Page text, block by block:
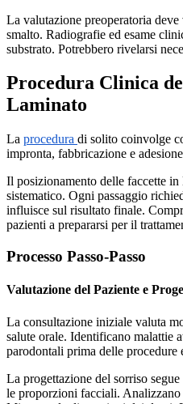
La valutazione preoperatoria
smalto. Radiografie ed esame
substrato. Potrebbero rivelarsi
Procedura Clinica
Laminato
La procedura di solito coinvolge
impronta, fabbricazione e
Il posizionamento delle faccette
sistematico. Ogni passaggio
influisce sul risultato finale.
pazienti a prepararsi per il
Processo Passo-Passo
Valutazione del Paziente e
La consultazione iniziale valuta
salute orale. Identificano malattie
parodontali prima delle procedure
La progettazione del sorriso
le proporzioni facciali.